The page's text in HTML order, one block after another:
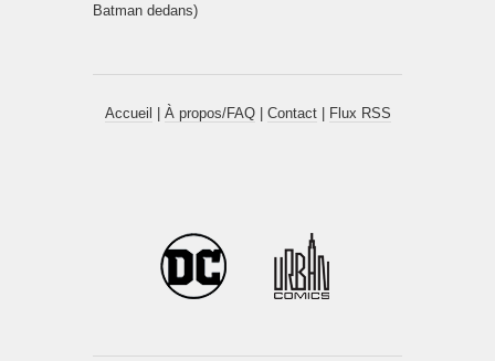
Batman dedans)
Accueil | À propos/FAQ| Contact| Flux RSS